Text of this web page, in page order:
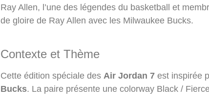
Ray Allen, l’une des légendes du basketball et
de gloire de Ray Allen avec les Milwaukee Bucks.
Contexte et Thème
Cette édition spéciale des Air Jordan 7 est inspirée
Bucks. La paire présente une colorway Black /